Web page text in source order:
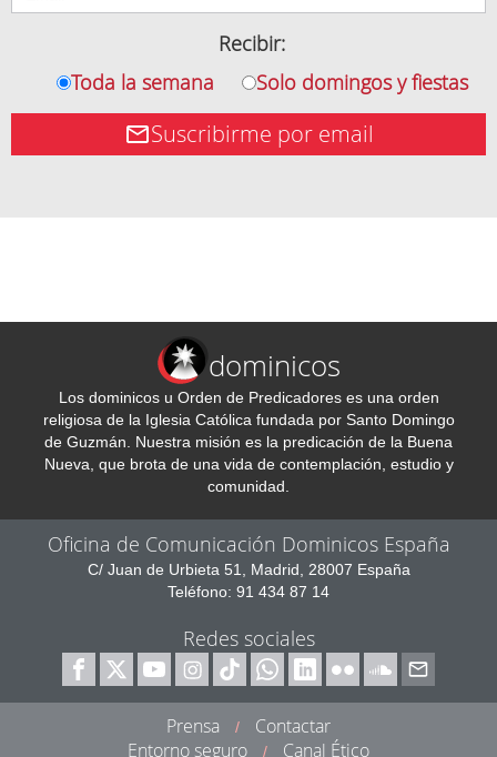
Recibir:
Toda la semana
Solo domingos y fiestas
Suscribirme por email
dominicos
Los dominicos u Orden de Predicadores es una orden
religiosa de la Iglesia Católica fundada por Santo Domingo
de Guzmán. Nuestra misión es la predicación de la Buena
Nueva, que brota de una vida de contemplación, estudio y
comunidad.
Oficina de Comunicación Dominicos España
C/ Juan de Urbieta 51, Madrid, 28007 España
Teléfono: 91 434 87 14
Redes sociales
Prensa /
Contactar
Entorno seguro
/ Canal Ético